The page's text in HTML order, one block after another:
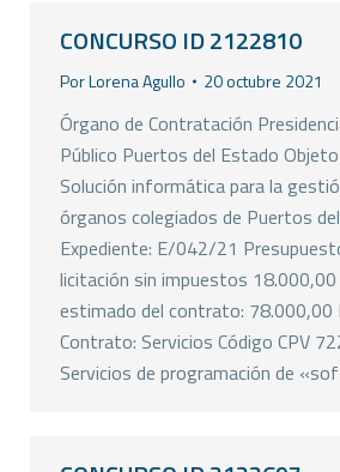
CONCURSO ID 2122810
PorLorena Agullo 20 octubre 2021
Órgano de Contratación
Público Puertos del Estado
Solución informática para la
órganos colegiados de Puertos
Expediente: E/042/21
licitación sin impuestos 18.000,00
estimado del contrato: 78.000,00
Contrato: Servicios Código CPV
Servicios de programación de